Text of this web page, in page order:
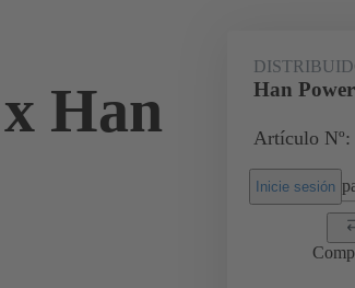
Han
Han
Artículo Nº:
Inicie sesión